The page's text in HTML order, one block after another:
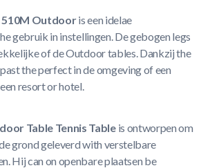
510M Outdooris een idelae
gebruik in instellingen. De gebogen legs
of de Outdoor tables. Dankzij the
past the perfect in de omgeving of een
resort or hotel.
Table Tennis Tableis ontworpen om
grond geleverd with verstelbare
Hij can on openbare plaatsen be